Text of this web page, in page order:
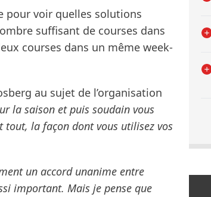
pour voir quelles solutions
suffisant de courses dans
courses dans un même week-
au sujet de l’organisation
la saison et puis soudain vous
tout, la façon dont vous utilisez vos
un accord unanime entre
important. Mais je pense que